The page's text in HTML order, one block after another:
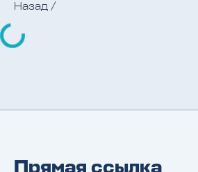
Назад /
Прямая ссылка